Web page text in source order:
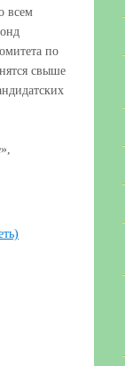
всем
по
свыше